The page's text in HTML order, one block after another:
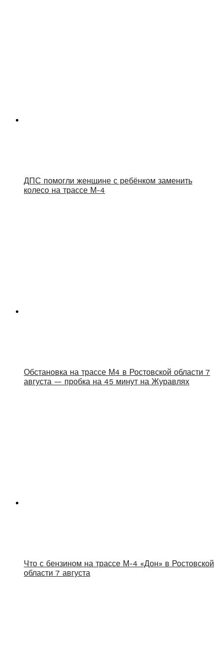
ДПС помогли женщине с ребёнком заменить
колесо на трассе М-4
Обстановка на трассе М4 в Ростовской области 7
августа — пробка на 45 минут на Журавлях
Что с бензином на трассе М-4 «Дон» в Ростовской
области 7 августа